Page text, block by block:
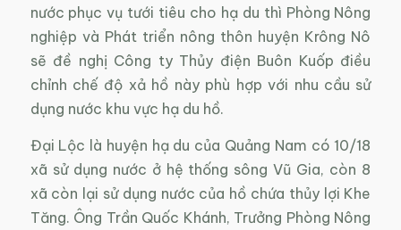
nước phục vụ tưới tiêu cho hạ du thì Phòng Nông
nghiệp và Phát triển nông thôn huyện Krông Nô
sẽ đề nghị Công ty Thủy điện Buôn Kuốp điều
chỉnh chế độ xả hồ này phù hợp với nhu cầu sử
dụng nước khu vực hạ du hồ.
Đại Lộc là huyện hạ du của Quảng Nam có 10/18
xã sử dụng nước ở hệ thống sông Vũ Gia, còn 8
xã còn lại sử dụng nước của hồ chứa thủy lợi Khe
Tăng. Ông Trần Quốc Khánh, Trưởng Phòng Nông